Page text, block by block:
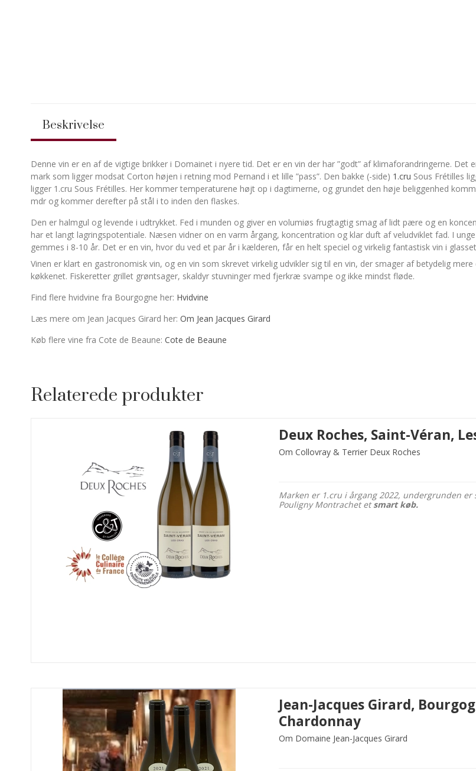
Beskrivelse
Denne vin er en af de vigtige brikker i Domainet i nyere tid. Det er en vin der har ”godt” af klimaforandringerne.
mark som ligger modsat Corton højen i retning mod Pernand i et lille ”pass”. Den bakke (-side) 1.cru Sous Frétilles
ligger 1.cru Sous Frétilles. Her kommer temperaturene højt op i dagtimerne, og grundet den høje beliggenhed
mdr og kommer derefter på stål i to inden den flaskes.
Den er halmgul og levende i udtrykket. Fed i munden og giver en volumiøs frugtagtig smag af lidt pære og en
har et langt lagringspotentiale. Næsen vidner on en varm årgang, koncentration og klar duft af veludviklet fad. I
gemmes i 8-10 år. Det er en vin, hvor du ved et par år i kælderen, får en helt speciel og virkelig fantastisk vin i glasset
Vinen er klart en gastronomisk vin, og en vin som skrevet virkelig udvikler sig til en vin, der smager af betydelig
køkkenet. Fiskeretter grillet grøntsager, skaldyr stuvninger med fjerkræ svampe og ikke mindst fløde.
Find flere hvidvine fra Bourgogne her: Hvidvine
Læs mere om Jean Jacques Girard her: Om Jean Jacques Girard
Køb flere vine fra Cote de Beaune: Cote de Beaune
Relaterede produkter
Deux Roches, Saint-Véran,
Om Collovray & Terrier Deux Roches
Marken er 1.cru i årgang 2022, undergrunden er
Pouligny Montrachet etsmart køb.
Jean-Jacques Girard,
Chardonnay
Om Domaine Jean-Jacques Girard